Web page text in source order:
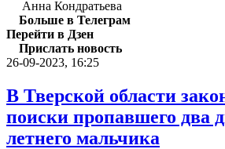
Анна Кондратьева
Больше в Телеграм
Перейти в Дзен
Прислать новость
26-09-2023, 16:25
В Тверской области
поиски пропавшего два
летнего мальчика